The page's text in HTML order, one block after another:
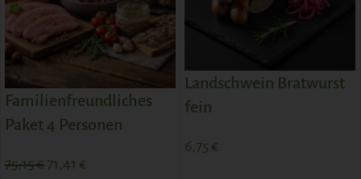
Familienfreundliches
Paket 4 Personen
75,15€ 71,41 €
Landschwein Bratwurst
fein
6,75 €